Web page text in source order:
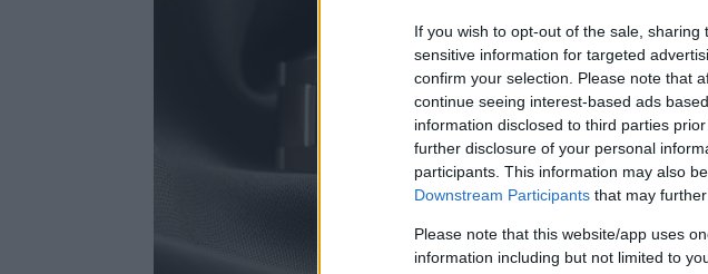
If you wish to opt-out of the sale,
sensitive information for targeted
confirm your selection. Please note that
continue seeing interest-based ads
information disclosed to third parties
further disclosure of your personal
participants. This information may also
Downstream Participants that may
Please note that this website/app uses
information including but not limited to